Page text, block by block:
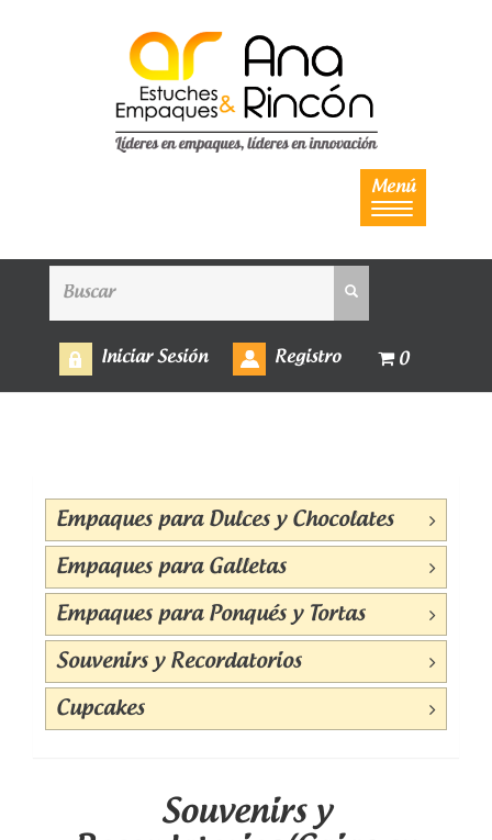
Menú
Iniciar Sesión Registro 0
Empaques para Dulces y Chocolates
Empaques para Galletas
Empaques para Ponqués y Tortas
Souvenirs y Recordatorios
Cupcakes
Souvenirs y